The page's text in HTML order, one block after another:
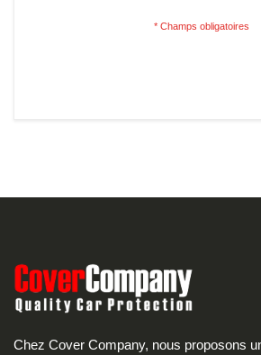
Chez Cover Company, nous proposons